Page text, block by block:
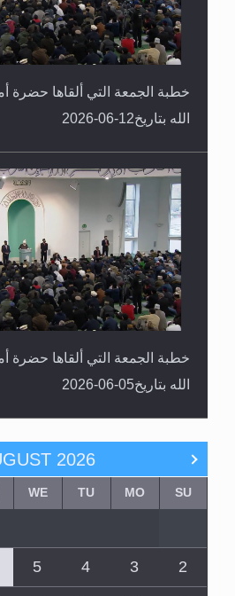
خطبة الجمعة التي ألقاها حضرة
الله بتاريخ12-06-2026
خطبة الجمعة التي ألقاها حضرة
الله بتاريخ05-06-2026
2026
SU
MO
TU
WE
2
3
4
5